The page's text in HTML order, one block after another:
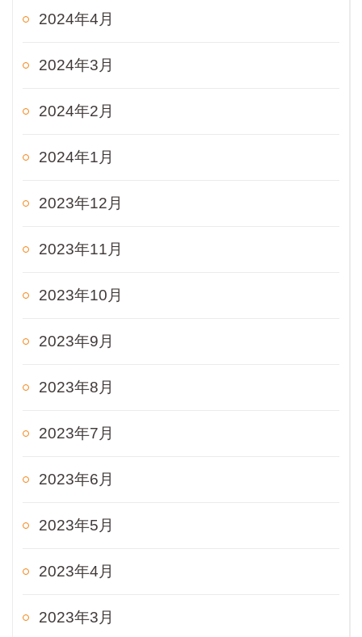
2024年4月
2024年3月
2024年2月
2024年1月
2023年12月
2023年11月
2023年10月
2023年9月
2023年8月
2023年7月
2023年6月
2023年5月
2023年4月
2023年3月